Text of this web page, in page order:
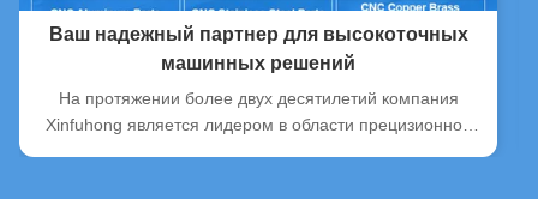
Ваш надежный партнер для высокоточных
машинных решений
На протяжении более двух десятилетий компания
Xinfuhong является лидером в области прецизионной